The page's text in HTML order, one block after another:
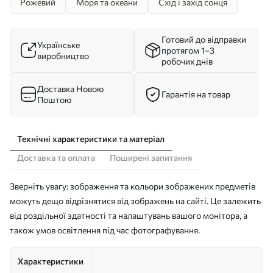
Рожевий Моря та океани Схід і захід сонця
Українське
виробництво
Готовий до відправки
протягом 1–3
робочих днів
Доставка Новою
Поштою
Гарантія на товар
Технічні характеристики та матеріал
Доставка та оплата
Поширені запитання
Зверніть увагу: зображення та кольори зображених предметів
можуть дещо відрізнятися від зображень на сайті. Це залежить
від роздільної здатності та налаштувань вашого монітора, а
також умов освітлення під час фотографування.
Характеристики